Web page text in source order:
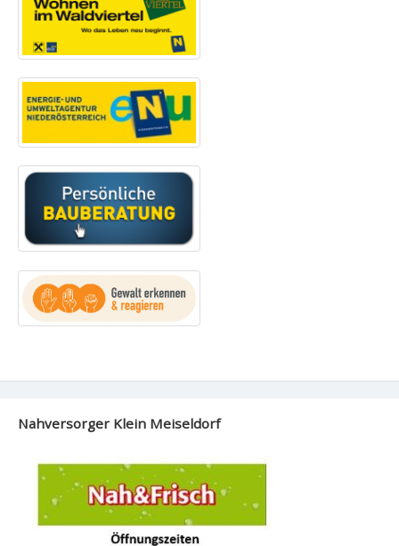
Nahversorger Klein Meiseldorf